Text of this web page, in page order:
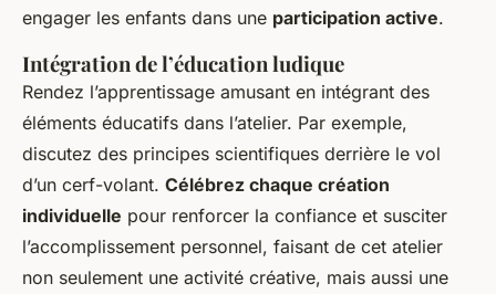
engager les enfants dans une participation active.
Intégration de l’éducation ludique
Rendez l’apprentissage amusant en intégrant des
éléments éducatifs dans l’atelier. Par exemple,
discutez des principes scientifiques derrière le vol
d’un cerf-volant. Célébrez chaque création
individuelle pour renforcer la confiance et susciter
l’accomplissement personnel, faisant de cet atelier
non seulement une activité créative, mais aussi une